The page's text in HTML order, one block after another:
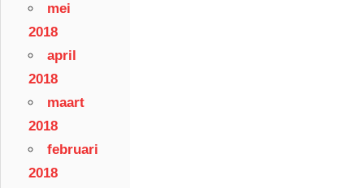
mei
2018
april
2018
maart
2018
februari
2018